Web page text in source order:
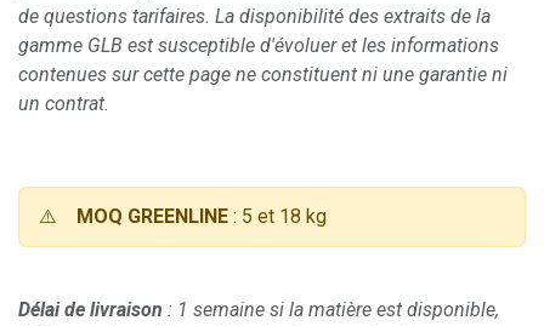
de questions tarifaires. La disponibilité des extraits de la
gamme GLB est susceptible d'évoluer et les informations
contenues sur cette page ne constituent ni une garantie ni
un contrat.
⚠️ MOQ GREENLINE : 5 et 18 kg
Délai de livraison : 1 semaine si la matière est disponible,